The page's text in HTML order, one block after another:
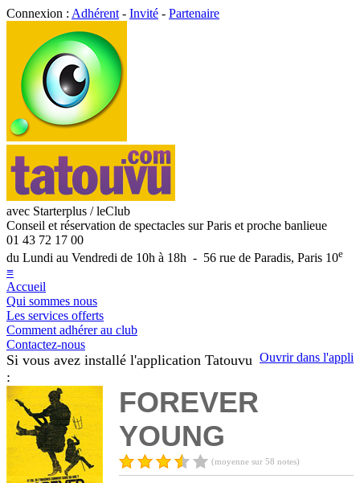
Connexion : Adhérent - Invité - Partenaire
avec Starterplus / leClub
Conseil et réservation de spectacles sur Paris et proche banlieue
01 43 72 17 00
du Lundi au Vendredi de 10h à 18h - 56 rue de Paradis, Paris 10e
≡
Accueil
Qui sommes nous
Les services offerts
Comment adhérer au club
Contactez-nous
Ouvrir dans l'appli
Si vous avez installé l'application Tatouvu
:
FOREVER
YOUNG
(moyenne sur 58 notes)